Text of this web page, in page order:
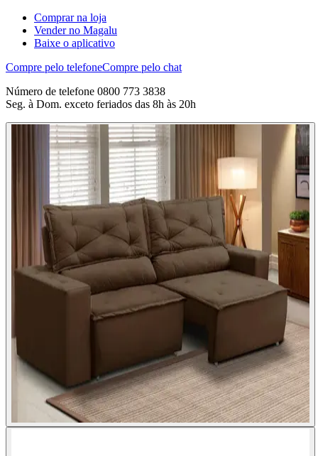
Comprar na loja
Vender no Magalu
Baixe o aplicativo
Compre pelo telefoneCompre pelo chat
Número de telefone 0800 773 3838
Seg. à Dom. exceto feriados das 8h às 20h